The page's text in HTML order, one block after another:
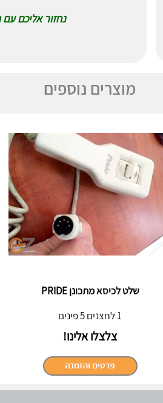
נחזור אליכם
מוצרים נוספים
שלט לכיסא מתכונן PRIDE
1 לחצנים 5 פינים
צלצלו אלינו!